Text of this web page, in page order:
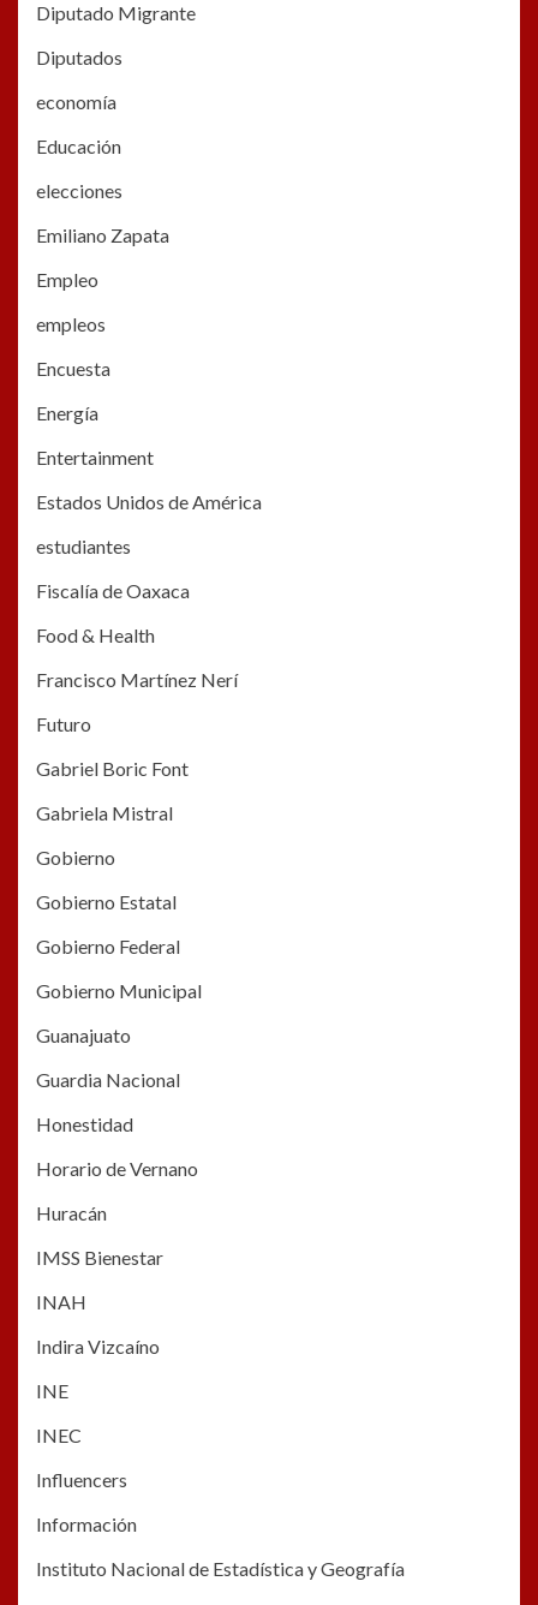
Diputado Migrante
Diputados
economía
Educación
elecciones
Emiliano Zapata
Empleo
empleos
Encuesta
Energía
Entertainment
Estados Unidos de América
estudiantes
Fiscalía de Oaxaca
Food & Health
Francisco Martínez Nerí
Futuro
Gabriel Boric Font
Gabriela Mistral
Gobierno
Gobierno Estatal
Gobierno Federal
Gobierno Municipal
Guanajuato
Guardia Nacional
Honestidad
Horario de Vernano
Huracán
IMSS Bienestar
INAH
Indira Vizcaíno
INE
INEC
Influencers
Información
Instituto Nacional de Estadística y Geografía